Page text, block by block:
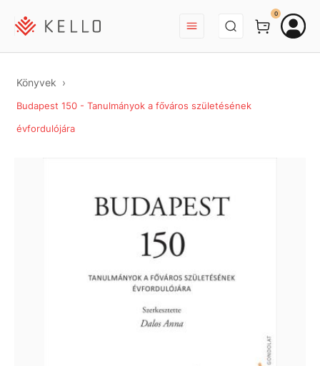
BEJELENTKEZÉS
0
Könyvek
Budapest 150 - Tanulmányok a főváros születésének
évfordulójára